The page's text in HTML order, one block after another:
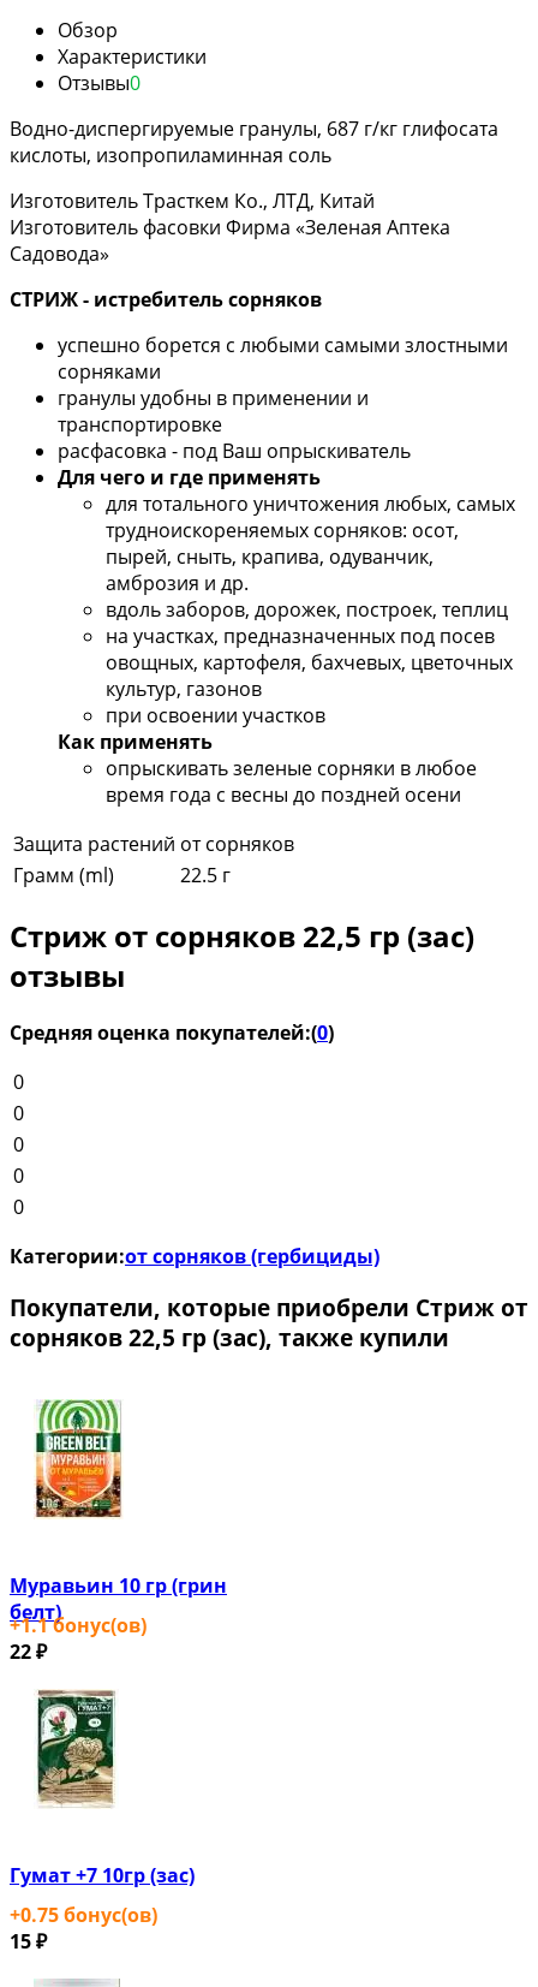
Обзор
Характеристики
Отзывы0
Водно-диспергируемые гранулы, 687 г/кг глифосата
кислоты, изопропиламинная соль
Изготовитель Трасткем Ко., ЛТД, Китай
Изготовитель фасовки Фирма «Зеленая Аптека
Садовода»
СТРИЖ - истребитель сорняков
успешно борется с любыми самыми злостными
сорняками
гранулы удобны в применении и
транспортировке
расфасовка - под Ваш опрыскиватель
Для чего и где применять
для тотального уничтожения любых, самых
трудноискореняемых сорняков: осот,
пырей, сныть, крапива, одуванчик,
амброзия и др.
вдоль заборов, дорожек, построек, теплиц
на участках, предназначенных под посев
овощных, картофеля, бахчевых, цветочных
культур, газонов
при освоении участков
Как применять
опрыскивать зеленые сорняки в любое
время года с весны до поздней осени
Защита растений от сорняков
Грамм (ml)
22.5 г
Стриж от сорняков 22,5 гр (зас)
отзывы
Средняя оценка покупателей:(0)
0
0
0
0
0
Категории:от сорняков (гербициды)
Покупатели, которые приобрели Стриж от
сорняков 22,5 гр (зас), также купили
Муравьин 10 гр (грин
белт)
+1.1бонус(ов)
22 ₽
Гумат +7 10гр (зас)
+0.75бонус(ов)
15 ₽